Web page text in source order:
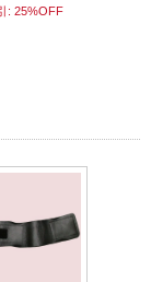
: 25%OFF